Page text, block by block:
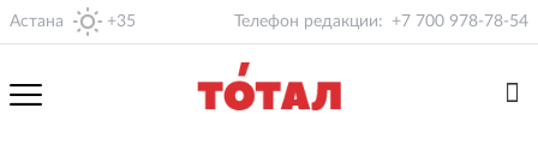
Астана +35 Телефон редакции: +7 700 978-78-54